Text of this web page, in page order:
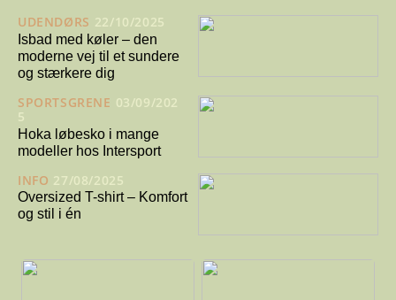
UDENDØRS 22/10/2025
Isbad med køler – den
moderne vej til et sundere
og stærkere dig
SPORTSGRENE 03/09/202
5
Hoka løbesko i mange
modeller hos Intersport
INFO 27/08/2025
Oversized T-shirt – Komfort
og stil i én